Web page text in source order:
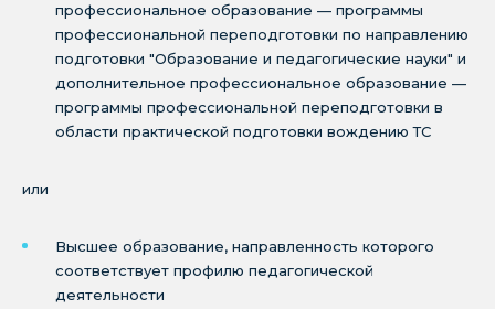
профессиональное образование — программы
профессиональной переподготовки по направлению
подготовки "Образование и педагогические науки" и
дополнительное профессиональное образование —
программы профессиональной переподготовки в
области практической подготовки вождению ТС
или
Высшее образование, направленность которого
соответствует профилю педагогической
деятельности